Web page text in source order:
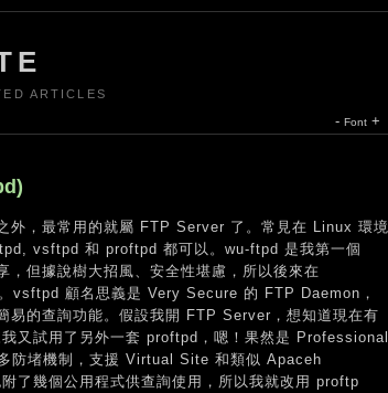
ARTICLES
- Font +
外，最常用的就屬 FTP Server 了。常見在 Linux 環境
vsftpd 和 proftpd 都可以。wu-ftpd 是我第一個
但據說樹大招風、安全性堪慮，所以後來在
vsftpd 顧名思義是 Very Secure 的 FTP Daemon，
易的查詢功能。假設我開 FTP Server，想知道現在有
又試用了另外一套 proftpd，嗯！果然是 Professional
防堵機制，支援 Virtual Site 和類似 Apaceh
了幾個公用程式供查詢使用，所以我就改用 proftp